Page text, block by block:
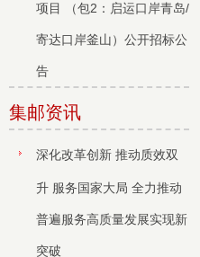
项目 （包2：启运口岸青岛/
寄达口岸釜山）公开招标公
告
集邮资讯
深化改革创新 推动质效双
升 服务国家大局 全力推动
普遍服务高质量发展实现新
突破